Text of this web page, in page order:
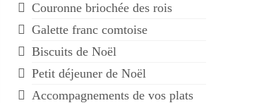
Couronne briochée des rois
Galette franc comtoise
Biscuits de Noël
Petit déjeuner de Noël
Accompagnements de vos plats